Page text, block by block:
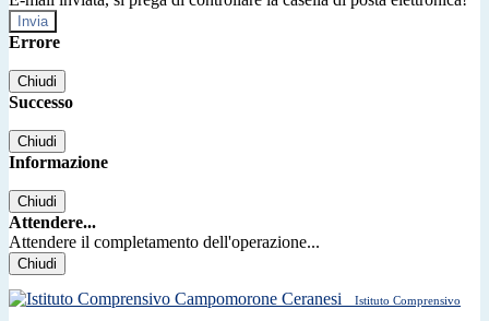
Errore
Chiudi
Successo
Chiudi
Informazione
Chiudi
Attendere...
Attendere il completamento dell'operazione...
Chiudi
Istituto Comprensivo